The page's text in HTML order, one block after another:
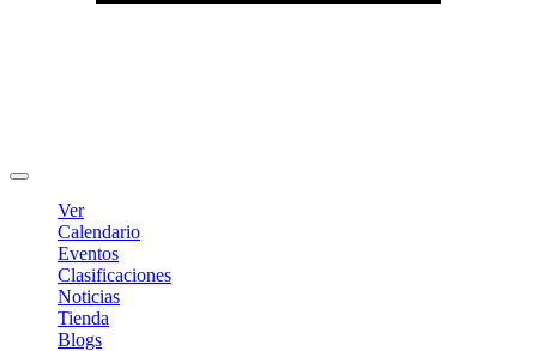
Ver
Calendario
Eventos
Clasificaciones
Noticias
Tienda
Blogs